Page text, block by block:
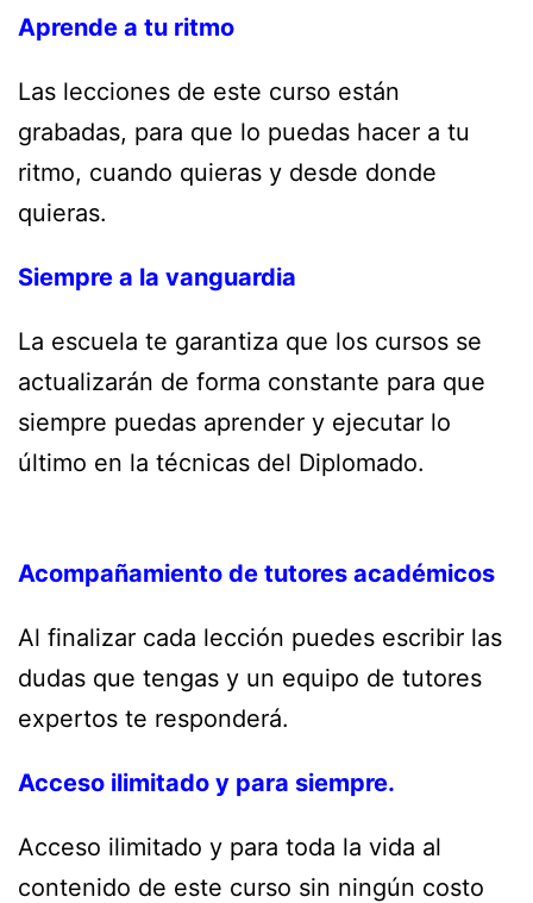
Aprende a tu ritmo
Las lecciones de este curso están
grabadas, para que lo puedas hacer a tu
ritmo, cuando quieras y desde donde
quieras.
Siempre a la vanguardia
La escuela te garantiza que los cursos se
actualizarán de forma constante para que
siempre puedas aprender y ejecutar lo
último en la técnicas del Diplomado.
Acompañamiento de tutores académicos
Al finalizar cada lección puedes escribir las
dudas que tengas y un equipo de tutores
expertos te responderá.
Acceso ilimitado y para siempre.
Acceso ilimitado y para toda la vida al
contenido de este curso sin ningún costo